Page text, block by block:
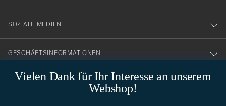
Vielen Dank für Ihr Interesse an unserem
Webshop!
SOZIALE MEDIEN
GESCHÄFTSINFORMATIONEN